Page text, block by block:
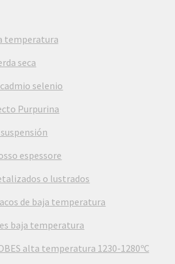
temperatura
seca
selenio
Purpurina
espessore
o lustrados
de baja temperatura
baja temperatura
alta temperatura 1230-1280ºC